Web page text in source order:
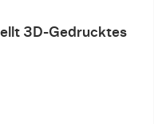
3D-Gedrucktes